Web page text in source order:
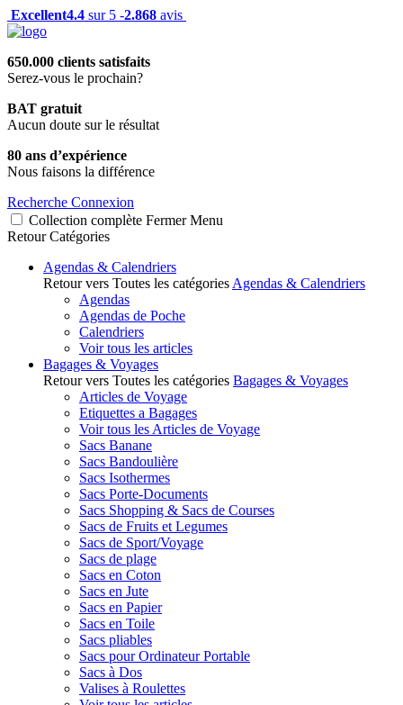
Excellent4.4 sur 5 -2.868 avis
650.000 clients satisfaits
Serez-vous le prochain?
BAT gratuit
Aucun doute sur le résultat
80 ans d’expérience
Nous faisons la différence
Recherche Connexion
Collection complète Fermer Menu
Retour Catégories
Agendas & Calendriers
Retour vers Toutes les catégories Agendas & Calendriers
Agendas
Agendas de Poche
Calendriers
Voir tous les articles
Bagages & Voyages
Retour vers Toutes les catégories Bagages & Voyages
Articles de Voyage
Etiquettes a Bagages
Voir tous les Articles de Voyage
Sacs Banane
Sacs Bandoulière
Sacs Isothermes
Sacs Porte-Documents
Sacs Shopping & Sacs de Courses
Sacs de Fruits et Legumes
Sacs de Sport/Voyage
Sacs de plage
Sacs en Coton
Sacs en Jute
Sacs en Papier
Sacs en Toile
Sacs pliables
Sacs pour Ordinateur Portable
Sacs à Dos
Valises à Roulettes